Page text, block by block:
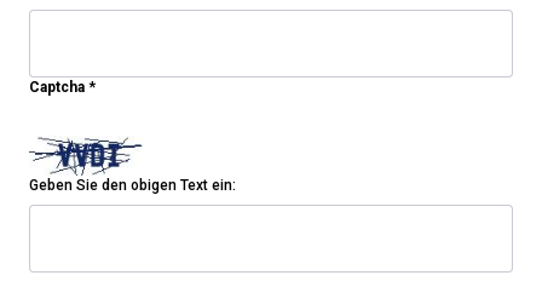
Captcha *
Geben Sie den obigen Text ein: